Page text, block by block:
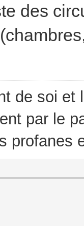
des
de soi
par le
profanes